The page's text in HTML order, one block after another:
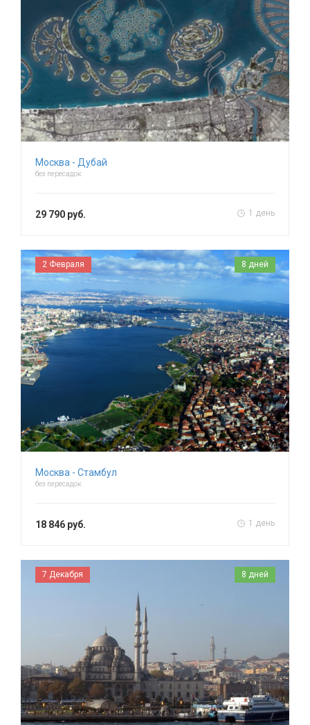
Москва - Дубай
без пересадок
29 790 руб. 1 день
Москва - Стамбул
без пересадок
18 846 руб. 1 день
2 Февраля 8 дней
7 Декабря 8 дней